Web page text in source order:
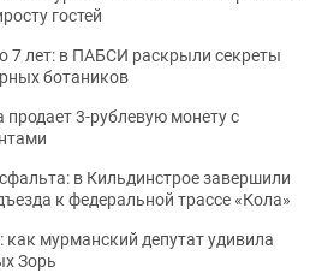
гостей
7 лет: в ПАБСИ раскрыли секреты
ботаников
3-рублевую монету с
в Кильдинстрое завершили
к федеральной трассе «Кола»
мурманский депутат удивила
Зорь